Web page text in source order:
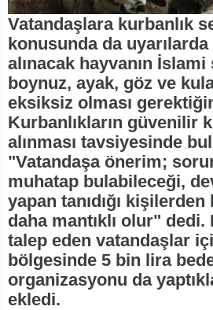
Vatandaşlara kurbanlık
konusunda da
alınacak hayvanın
boynuz, ayak, göz ve
eksiksiz olması
Kurbanlıkların güvenilir
alınması tavsiyesinde
"Vatandaşa önerim;
muhatap bulabileceği,
yapan tanıdığı
daha mantıklı olur" dedi.
talep eden vatandaşlar
bölgesinde 5 bin lira
organizasyonu da
ekledi.